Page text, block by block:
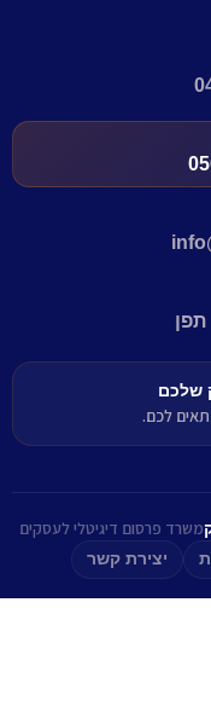
שלכם
לכם.
משרד פרסום דיגיטלי לעסקים
יצירת קשר